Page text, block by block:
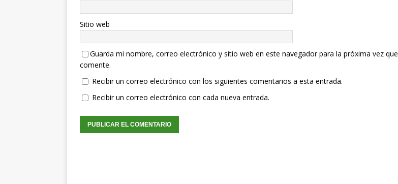
Sitio web
Guarda mi nombre, correo electrónico y sitio web en este navegador para la próxima vez que
comente.
Recibir un correo electrónico con los siguientes comentarios a esta entrada.
Recibir un correo electrónico con cada nueva entrada.